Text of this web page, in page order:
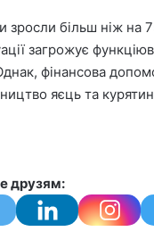
зросли більш ніж на
загрожує
фінансова
яєць та
друзям: